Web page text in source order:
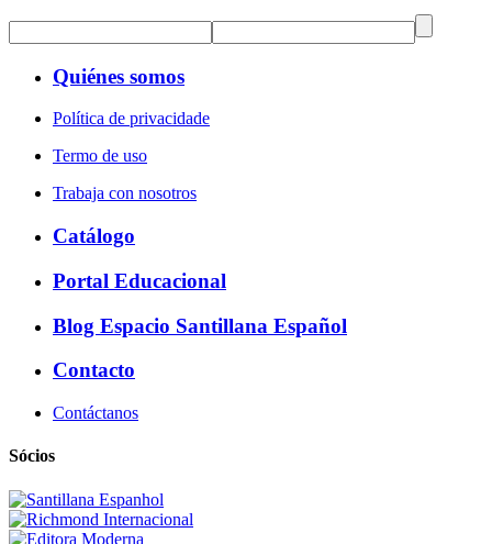
Quiénes somos
Política de privacidade
Termo de uso
Trabaja con nosotros
Catálogo
Portal Educacional
Blog Espacio Santillana Español
Contacto
Contáctanos
Sócios